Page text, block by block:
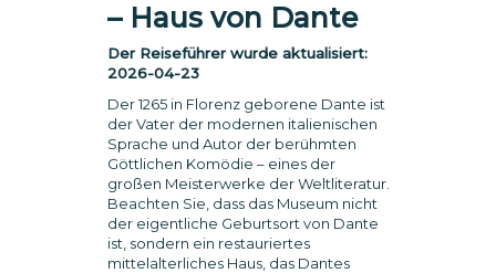
– Haus von Dante
Der Reiseführer wurde aktualisiert:
2026-04-23
Der 1265 in Florenz geborene Dante ist
der Vater der modernen italienischen
Sprache und Autor der berühmten
Göttlichen Komödie – eines der
großen Meisterwerke der Weltliteratur.
Beachten Sie, dass das Museum nicht
der eigentliche Geburtsort von Dante
ist, sondern ein restauriertes
mittelalterliches Haus, das Dantes